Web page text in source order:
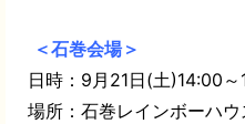
＜石巻会場＞
日時：9月21日(土)14:00～
場所：石巻レインボーハ